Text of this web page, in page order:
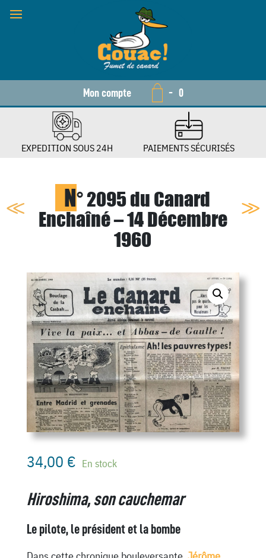
Mon compte - 0
EXPEDITION SOUS 24H PAIEMENTS SÉCURISÉS
N° 2095 du Canard
Enchaîné – 14 Décembre
1960
34,00 € En stock
Hiroshima, son cauchemar
Le pilote, le président et la bombe